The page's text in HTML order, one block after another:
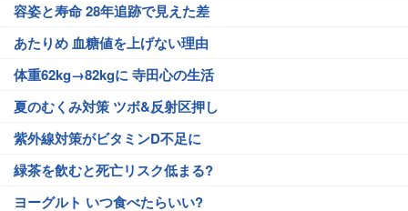
容姿と寿命 28年追跡で見えた差
あたりめ 血糖値を上げない理由
体重62kg→82kgに 寺田心の生活
夏のむくみ対策 ツボ&反射区押し
紫外線対策がビタミンD不足に
緑茶を飲むと死亡リスク低まる?
ヨーグルト いつ食べたらいい?